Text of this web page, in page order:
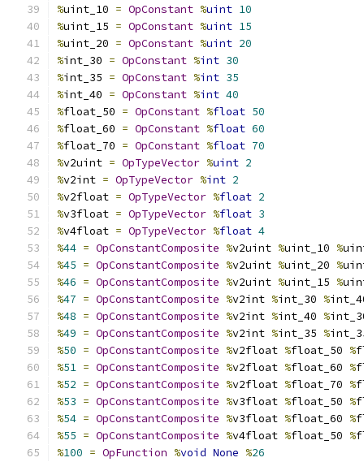
%uint_10 = OpConstant %uint 10
%uint_15 = OpConstant %uint 15
%uint_20 = OpConstant %uint 20
%int_30 = OpConstant %int 30
%int_35 = OpConstant %int 35
%int_40 = OpConstant %int 40
%float_50 = OpConstant %float 50
%float_60 = OpConstant %float 60
%float_70 = OpConstant %float 70
%v2uint = OpTypeVector %uint 2
%v2int = OpTypeVector %int 2
%v2float = OpTypeVector %float 2
%v3float = OpTypeVector %float 3
%v4float = OpTypeVector %float 4
%44 = OpConstantComposite %v2uint %uint_10 %
%45 = OpConstantComposite %v2uint %uint_20 %
%46 = OpConstantComposite %v2uint %uint_15 %
%47 = OpConstantComposite %v2int %int_30 %
%48 = OpConstantComposite %v2int %int_40 %
%49 = OpConstantComposite %v2int %int_35 %
%50 = OpConstantComposite %v2float %float_50 %
%51 = OpConstantComposite %v2float %float_60 %
%52 = OpConstantComposite %v2float %float_70 %
%53 = OpConstantComposite %v3float %float_50 %
%54 = OpConstantComposite %v3float %float_60 %
%55 = OpConstantComposite %v4float %float_50 %
%100 = OpFunction %void None %26